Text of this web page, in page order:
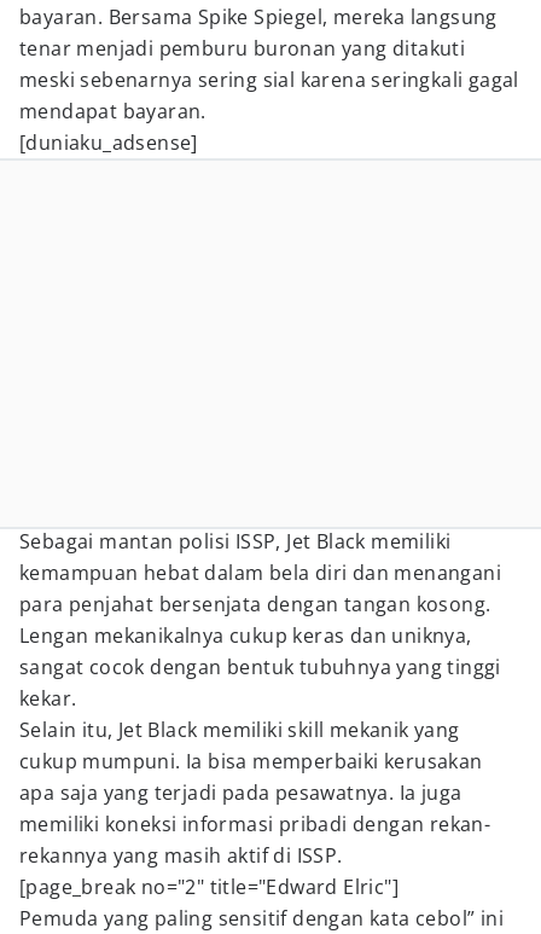
bayaran. Bersama Spike Spiegel, mereka langsung
tenar menjadi pemburu buronan yang ditakuti
meski sebenarnya sering sial karena seringkali gagal
mendapat bayaran.
[duniaku_adsense]
Sebagai mantan polisi ISSP, Jet Black memiliki
kemampuan hebat dalam bela diri dan menangani
para penjahat bersenjata dengan tangan kosong.
Lengan mekanikalnya cukup keras dan uniknya,
sangat cocok dengan bentuk tubuhnya yang tinggi
kekar.
Selain itu, Jet Black memiliki skill mekanik yang
cukup mumpuni. Ia bisa memperbaiki kerusakan
apa saja yang terjadi pada pesawatnya. Ia juga
memiliki koneksi informasi pribadi dengan rekan-
rekannya yang masih aktif di ISSP.
[page_break no="2" title="Edward Elric"]
Pemuda yang paling sensitif dengan kata cebol” ini